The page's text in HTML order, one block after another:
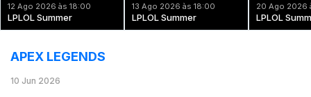
12 Ago 2026 às 18:00
LPLOL Summer
13 Ago 2026 às 18:00
LPLOL Summer
20 Ago 2026
LPLOL
APEX LEGENDS
10 Jun 2026